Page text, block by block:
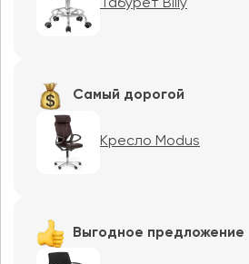
Табурет Billy
Самый дорогой
Кресло Modus
Выгодное предложение